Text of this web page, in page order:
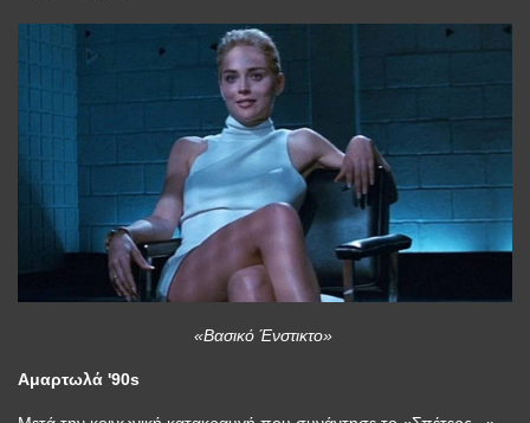
«Βασικό Ένστικτο»
Αμαρτωλά '90s